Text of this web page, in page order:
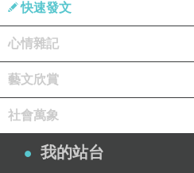
快速發文
心情雜記
藝文欣賞
社會萬象
我的站台